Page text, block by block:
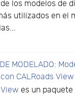
de los modelos de
utilizados en el
MODELADO:
CALRoads View
es un paquete